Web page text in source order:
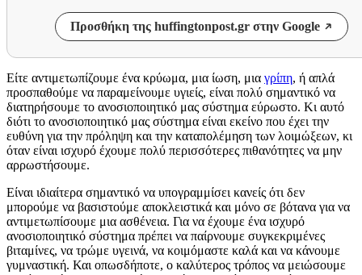
Προσθήκη της huffingtonpost.gr στην Google
Είτε αντιμετωπίζουμε ένα κρύωμα, μια ίωση, μια γρίπη, ή απλά
προσπαθούμε να παραμείνουμε υγιείς, είναι πολύ σημαντικό να
διατηρήσουμε το ανοσιοποιητικό μας σύστημα εύρωστο. Κι αυτό
διότι το ανοσιοποιητικό μας σύστημα είναι εκείνο που έχει την
ευθύνη για την πρόληψη και την καταπολέμηση των λοιμώξεων, κι
όταν είναι ισχυρό έχουμε πολύ περισσότερες πιθανότητες να μην
αρρωστήσουμε.
Είναι ιδιαίτερα σημαντικό να υπογραμμίσει κανείς ότι δεν
μπορούμε να βασιστούμε αποκλειστικά και μόνο σε βότανα για να
αντιμετωπίσουμε μια ασθένεια. Για να έχουμε ένα ισχυρό
ανοσιοποιητικό σύστημα πρέπει να παίρνουμε συγκεκριμένες
βιταμίνες, να τρώμε υγεινά, να κοιμόμαστε καλά και να κάνουμε
γυμναστική. Και οπωσδήποτε, ο καλύτερος τρόπος να μειώσουμε